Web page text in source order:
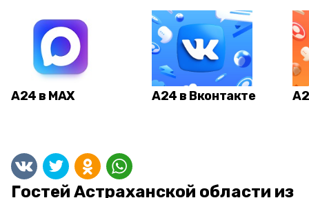
А24 в MAX А24 в Вконтакте
Гостей Астраханской области из